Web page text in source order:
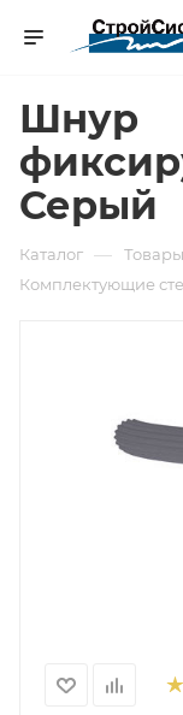
Шнур
Серый
Каталог —
Комплектующие